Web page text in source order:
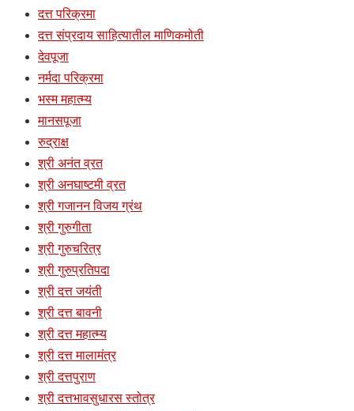
दत्त परिक्रमा
दत्त संप्रदाय साहित्यातील माणिकमोती
देवपूजा
नर्मदा परिक्रमा
भस्म महात्म्य
मानसपूजा
रुद्राक्ष
श्री अनंत व्रत
श्री अनघाष्टमी व्रत
श्री गजानन विजय ग्रंथ
श्री गुरुगीता
श्री गुरुचरित्र
श्री गुरुप्रतिपदा
श्री दत्त जयंती
श्री दत्त बावनी
श्री दत्त महात्म्य
श्री दत्त मालामंत्र
श्री दत्तपुराण
श्री दत्तभावसुधारस स्तोत्र